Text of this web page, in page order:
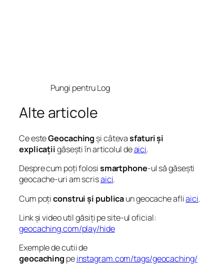
Pungi pentru Log
Alte articole
Ce esteGeocaching și câtevasfaturi și
explicațiigăsești în articolul deaici.
Despre cum poți folosismartphone-ul să găsești
geocache-uri am scrisaici.
Cum poțiconstrui și publicaun geocache afliaici.
Link și video util găsiți pe site-ul oficial:
geocaching.com/play/hide
Exemple de cutii de
geocaching peinstagram.com/tags/geocaching/